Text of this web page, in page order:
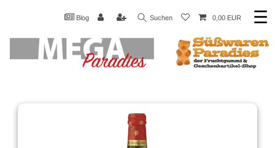
Blog Suchen 0,00 EUR ☰